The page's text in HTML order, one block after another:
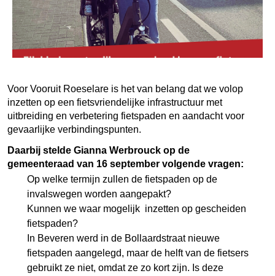
Voor Vooruit Roeselare is het van belang dat we volop
inzetten op een fietsvriendelijke infrastructuur met
uitbreiding en verbetering fietspaden en aandacht voor
gevaarlijke verbindingspunten.
Daarbij stelde Gianna Werbrouck op de
gemeenteraad van 16 september volgende vragen:
Op welke termijn zullen de fietspaden op de
invalswegen worden aangepakt?
Kunnen we waar mogelijk inzetten op gescheiden
fietspaden?
In Beveren werd in de Bollaardstraat nieuwe
fietspaden aangelegd, maar de helft van de fietsers
gebruikt ze niet, omdat ze zo kort zijn. Is deze